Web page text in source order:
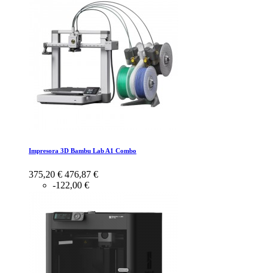
Impresora 3D Bambu Lab A1 Combo
375,20 € 476,87 €
-122,00 €